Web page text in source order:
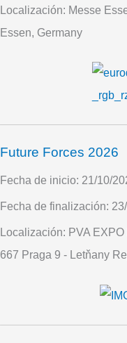
Localización: Messe
Essen, Germany
Future Forces 2026
Fecha de inicio: 21/10/
Fecha de finalización:
Localización: PVA
667 Praga 9 - Letňany